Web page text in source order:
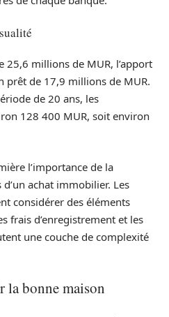
25,6 millions de MUR, l’apport
prêt de 17,9 millions de MUR.
de 20 ans, les
128 400 MUR, soit environ
l’importance de la
achat immobilier. Les
considérer des éléments
frais d’enregistrement et les
une couche de complexité
la bonne maison